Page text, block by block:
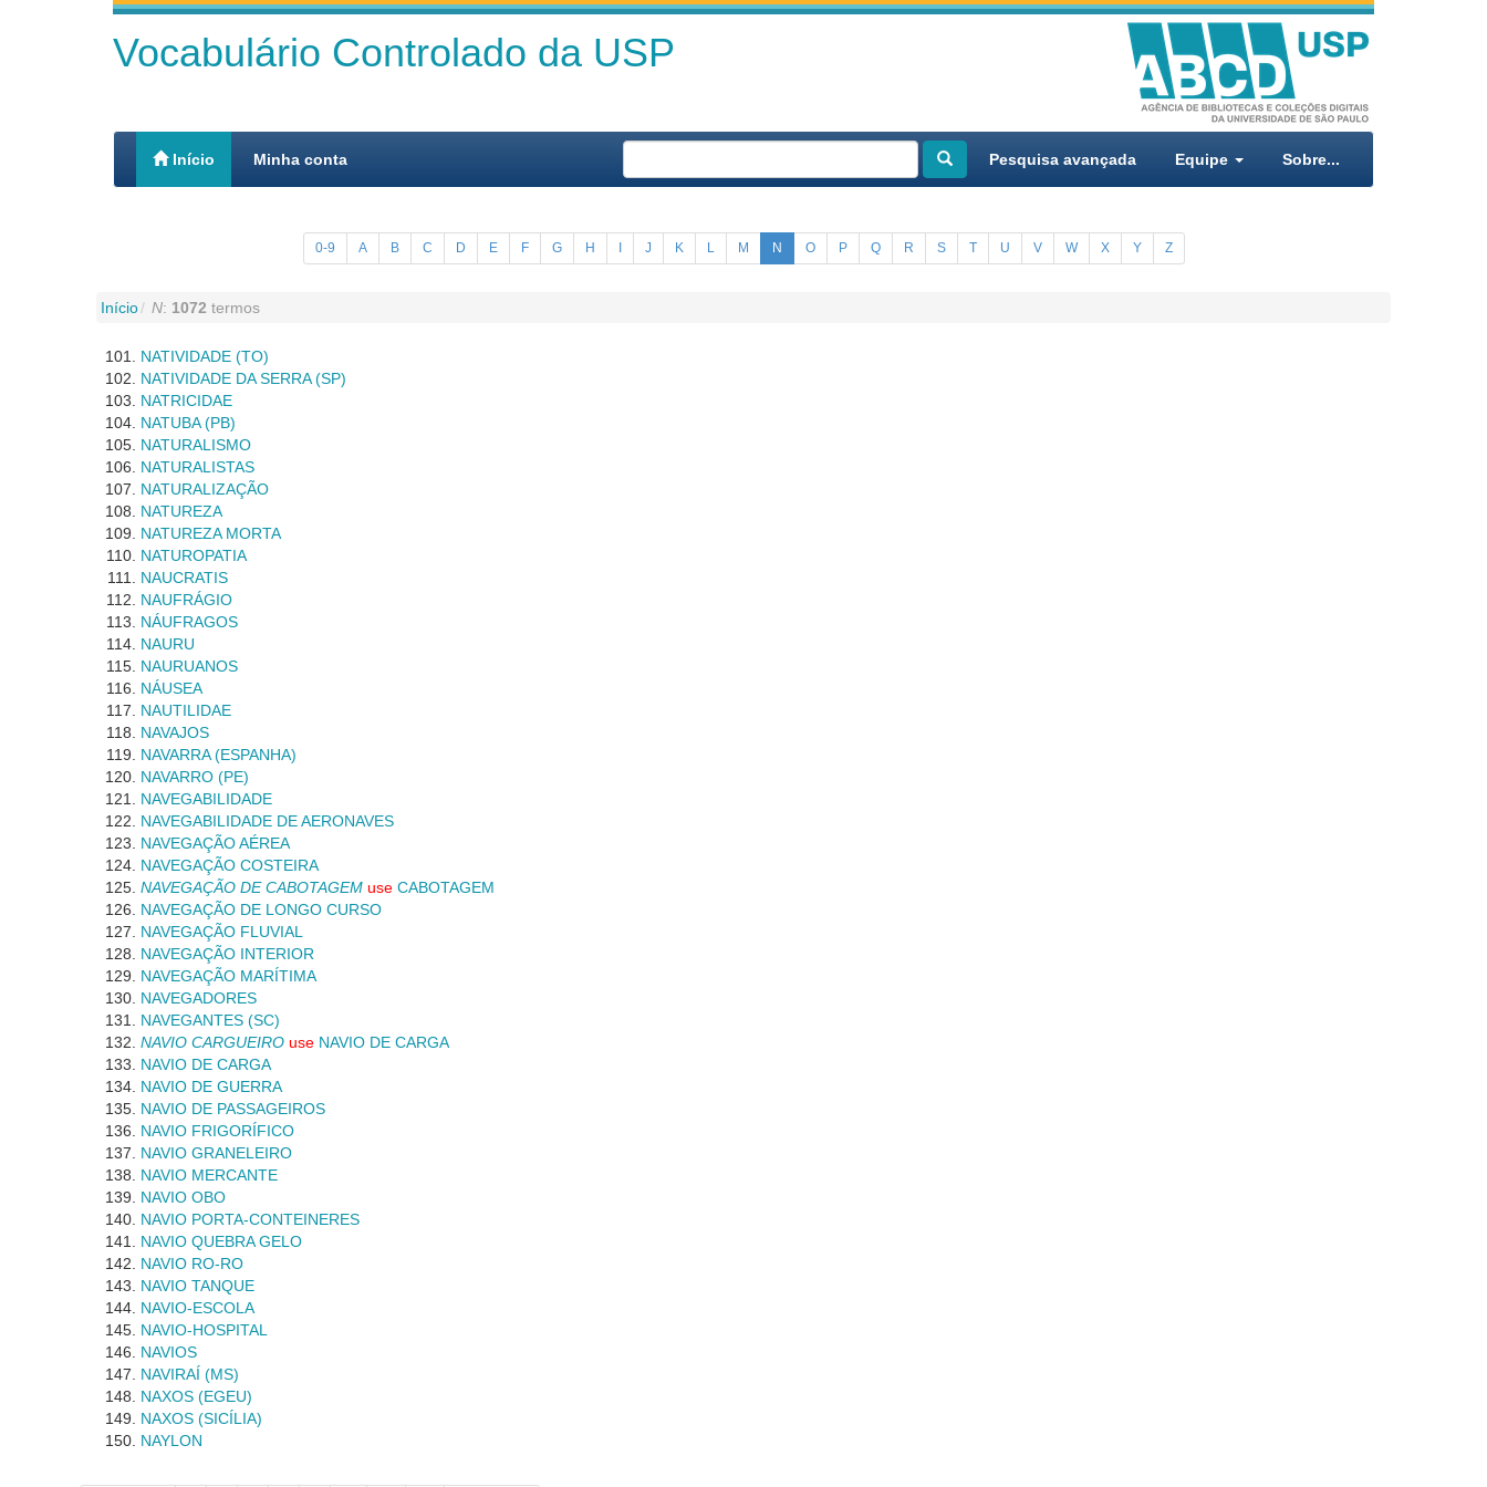
Vocabulário Controlado da USP
Início Minha conta Pesquisa avançada Equipe Sobre...
0-9 A B C D E F G H I J K L M N O P Q R S T U V W X Y Z
Início N: 1072 termos
NATIVIDADE (TO)
NATIVIDADE DA SERRA (SP)
NATRICIDAE
NATUBA (PB)
NATURALISMO
NATURALISTAS
NATURALIZAÇÃO
NATUREZA
NATUREZA MORTA
NATUROPATIA
NAUCRATIS
NAUFRÁGIO
NÁUFRAGOS
NAURU
NAURUANOS
NÁUSEA
NAUTILIDAE
NAVAJOS
NAVARRA (ESPANHA)
NAVARRO (PE)
NAVEGABILIDADE
NAVEGABILIDADE DE AERONAVES
NAVEGAÇÃO AÉREA
NAVEGAÇÃO COSTEIRA
NAVEGAÇÃO DE CABOTAGEM use CABOTAGEM
NAVEGAÇÃO DE LONGO CURSO
NAVEGAÇÃO FLUVIAL
NAVEGAÇÃO INTERIOR
NAVEGAÇÃO MARÍTIMA
NAVEGADORES
NAVEGANTES (SC)
NAVIO CARGUEIRO use NAVIO DE CARGA
NAVIO DE CARGA
NAVIO DE GUERRA
NAVIO DE PASSAGEIROS
NAVIO FRIGORÍFICO
NAVIO GRANELEIRO
NAVIO MERCANTE
NAVIO OBO
NAVIO PORTA-CONTEINERES
NAVIO QUEBRA GELO
NAVIO RO-RO
NAVIO TANQUE
NAVIO-ESCOLA
NAVIO-HOSPITAL
NAVIOS
NAVIRAÍ (MS)
NAXOS (EGEU)
NAXOS (SICÍLIA)
NAYLON